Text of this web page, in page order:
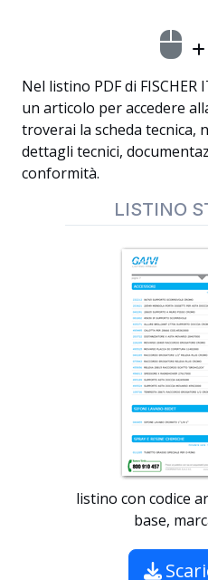
Nel listino PDF di FISCHER
un articolo per accedere
troverai la scheda tecnica,
dettagli tecnici,
conformità.
LISTINO
listino con codice
base,